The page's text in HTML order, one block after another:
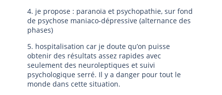
4. je propose : paranoïa et psychopathie, sur fond
de psychose maniaco-dépressive (alternance des
phases)
5. hospitalisation car je doute qu’on puisse
obtenir des résultats assez rapides avec
seulement des neuroleptiques et suivi
psychologique serré. Il y a danger pour tout le
monde dans cette situation.